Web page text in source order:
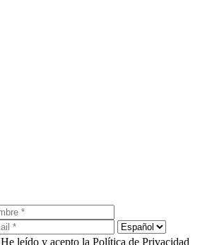
He leído y acepto la Política de Privacidad